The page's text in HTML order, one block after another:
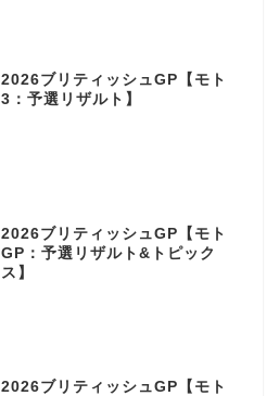
2026ブリティッシュGP【モト
3：予選リザルト】
2026ブリティッシュGP【モト
GP：予選リザルト&トピック
ス】
2026ブリティッシュGP【モト